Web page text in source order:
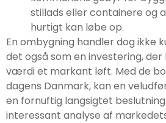
stillads eller containere og
hurtigt kan løbe op.
En ombygning handler dog ikke
det også som en investering, der
værdi et markant løft. Med de
dagens Danmark, kan en
en fornuftig langsigtet
interessant analyse af